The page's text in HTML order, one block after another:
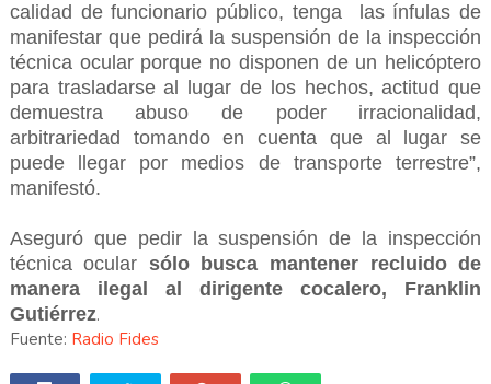
calidad de funcionario público, tenga las ínfulas de
manifestar que pedirá la suspensión de la inspección
técnica ocular porque no disponen de un helicóptero
para trasladarse al lugar de los hechos, actitud que
demuestra abuso de poder irracionalidad,
arbitrariedad tomando en cuenta que al lugar se
puede llegar por medios de transporte terrestre”,
manifestó.
Aseguró que pedir la suspensión de la inspección
técnica ocular sólo busca mantener recluido de
manera ilegal al dirigente cocalero, Franklin
Gutiérrez.
Fuente: Radio Fides